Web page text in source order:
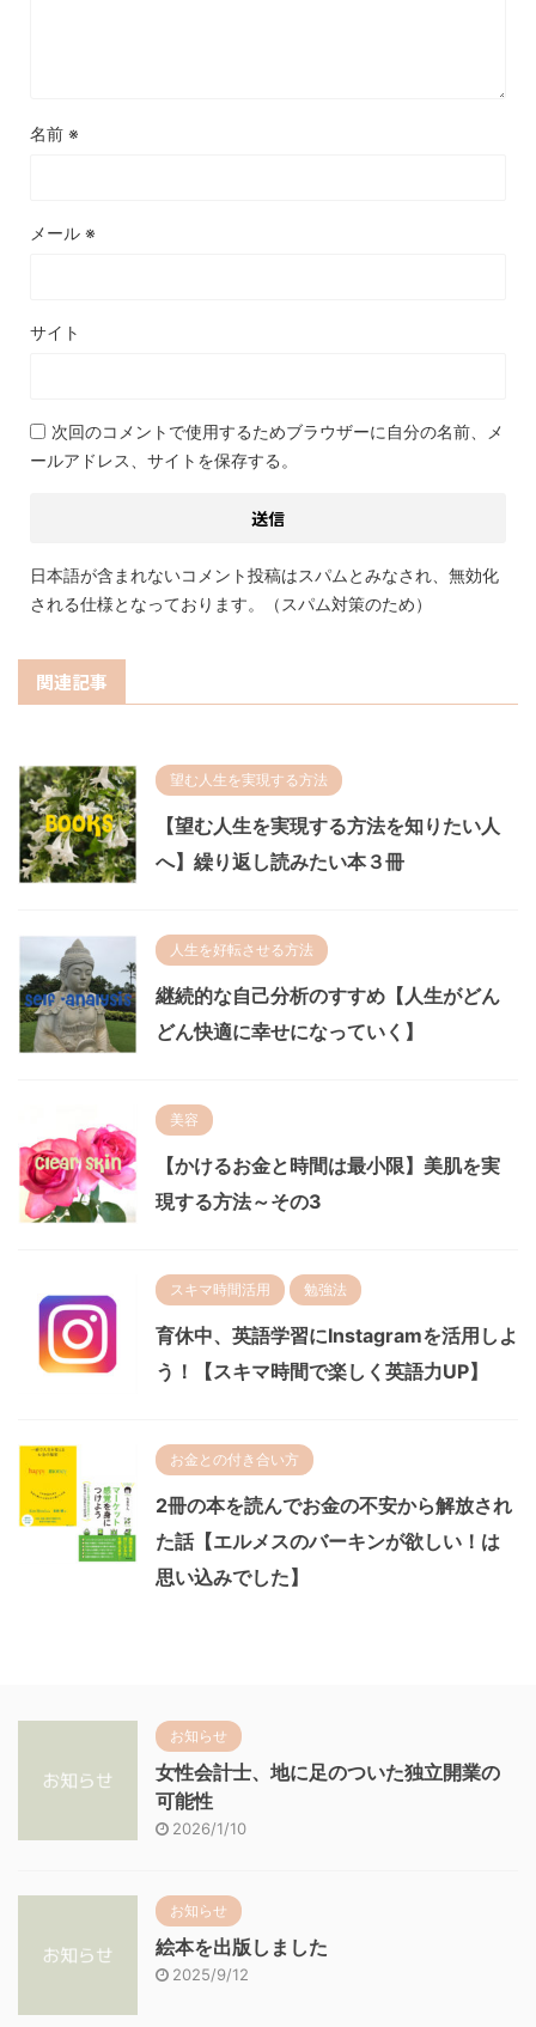
名前 ※
メール ※
サイト
次回のコメントで使用するためブラウザーに自分の名前、メ
ールアドレス、サイトを保存する。
日本語が含まれないコメント投稿はスパムとみなされ、無効化
される仕様となっております。（スパム対策のため）
関連記事
望む人生を実現する方法
【望む人生を実現する方法を知りたい人
へ】繰り返し読みたい本３冊
人生を好転させる方法
継続的な自己分析のすすめ【人生がどん
どん快適に幸せになっていく】
美容
【かけるお金と時間は最小限】美肌を実
現する方法～その3
スキマ時間活用 勉強法
育休中、英語学習にInstagramを活用しよ
う！【スキマ時間で楽しく英語力UP】
お金との付き合い方
2冊の本を読んでお金の不安から解放され
た話【エルメスのバーキンが欲しい！は
思い込みでした】
お知らせ
女性会計士、地に足のついた独立開業の
可能性
2026/1/10
お知らせ
絵本を出版しました
2025/9/12